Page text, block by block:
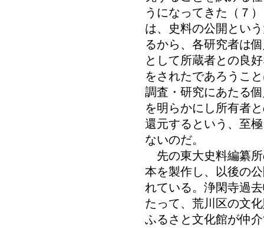
うになってきた（７
は、史料の公開とい
るから、各研究者は
として所蔵者との良
をされたであろうこ
調査・研究にあたる
を明らかにし所有者
還元するという、至
ないのだ。
先の東大史料編纂
本を製作し、以後の
れている。浄閑寺過
たって、荒川区の文
ふるさと文化館が仲